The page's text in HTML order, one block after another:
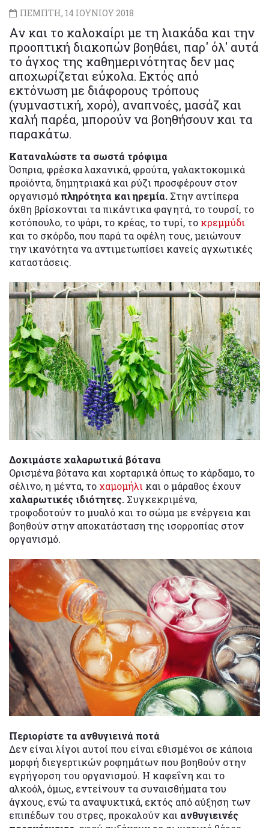
ΠΕΜΠΤΗ, 14 ΙΟΥΝΙΟΥ 2018
Αν και το καλοκαίρι με τη λιακάδα και την
προοπτική διακοπών βοηθάει, παρ' όλ' αυτά
το άγχος της καθημερινότητας δεν μας
αποχωρίζεται εύκολα. Εκτός από
εκτόνωση με διάφορους τρόπους
(γυμναστική, χορό), αναπνοές, μασάζ και
καλή παρέα, μπορούν να βοηθήσουν και τα
παρακάτω.
Καταναλώστε τα σωστά τρόφιμα
Όσπρια, φρέσκα λαχανικά, φρούτα, γαλακτοκομικά
προϊόντα, δημητριακά και ρύζι προσφέρουν στον
οργανισμό πληρότητα και ηρεμία. Στην αντίπερα
όχθη βρίσκονται τα πικάντικα φαγητά, το τουρσί, το
κοτόπουλο, το ψάρι, το κρέας, το τυρί, το κρεμμύδι
και το σκόρδο, που παρά τα οφέλη τους, μειώνουν
την ικανότητα να αντιμετωπίσει κανείς αγχωτικές
καταστάσεις.
Δοκιμάστε χαλαρωτικά βότανα
Ορισμένα βότανα και χορταρικά όπως το κάρδαμο, το
σέλινο, η μέντα, το χαμομήλι και ο μάραθος έχουν
χαλαρωτικές ιδιότητες. Συγκεκριμένα,
τροφοδοτούν το μυαλό και το σώμα με ενέργεια και
βοηθούν στην αποκατάσταση της ισορροπίας στον
οργανισμό.
Περιορίστε τα ανθυγιεινά ποτά
Δεν είναι λίγοι αυτοί που είναι εθισμένοι σε κάποια
μορφή διεγερτικών ροφημάτων που βοηθούν στην
εγρήγορση του οργανισμού. Η καφεΐνη και το
αλκοόλ, όμως, εντείνουν τα συναισθήματα του
άγχους, ενώ τα αναψυκτικά, εκτός από αύξηση των
επιπέδων του στρες, προκαλούν και ανθυγιεινές